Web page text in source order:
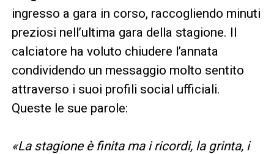
ingresso a gara in corso, raccogliendo minuti
preziosi nell’ultima gara della stagione. Il
calciatore ha voluto chiudere l’annata
condividendo un messaggio molto sentito
attraverso i suoi profili social ufficiali.
Queste le sue parole:
«La stagione è finita ma i ricordi, la grinta, i